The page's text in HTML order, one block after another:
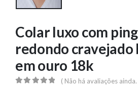
Colar luxo com
redondo cravejado
em ouro 18k
( Não há avaliações ainda.